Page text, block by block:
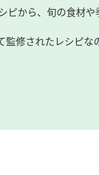
ピから、旬の食材
修されたレシピな